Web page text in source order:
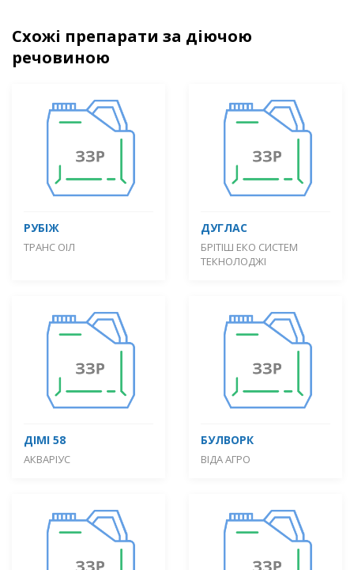
Схожі препарати за діючою
речовиною
РУБІЖ
ТРАНС ОІЛ
ДУГЛАС
БРІТІШ ЕКО СИСТЕМ
ТЕКНОЛОДЖІ
ДІМІ 58
АКВАРІУС
БУЛВОРК
ВІДА АГРО